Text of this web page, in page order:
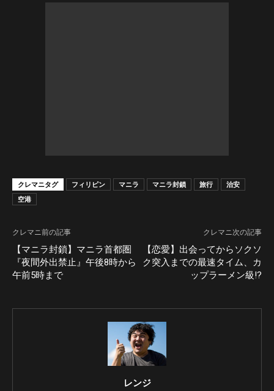
クレマニタグ フィリピン マニラ マニラ封鎖 旅行
治安
空港
クレマニ前の記事
【マニラ封鎖】マニラ首都圏
『夜間外出禁止』午後8時から
午前5時まで
クレマニ次の記事
【恋愛】出会ってからソクソ
ク突入までの最速タイム、カ
ップラーメン級!?
レンジ